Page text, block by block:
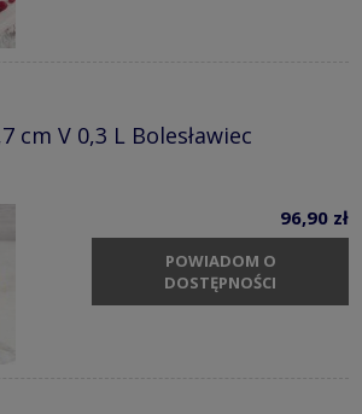
cm V 0,3 L Bolesławiec
96,90 zł
POWIADOM O
DOSTĘPNOŚCI